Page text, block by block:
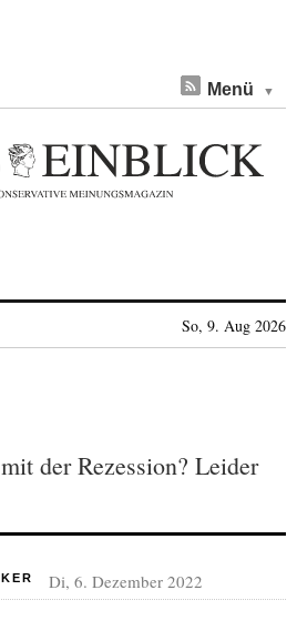
Menü
So, 9. Aug 2026
der Rezession? Leider
Di, 6. Dezember 2022